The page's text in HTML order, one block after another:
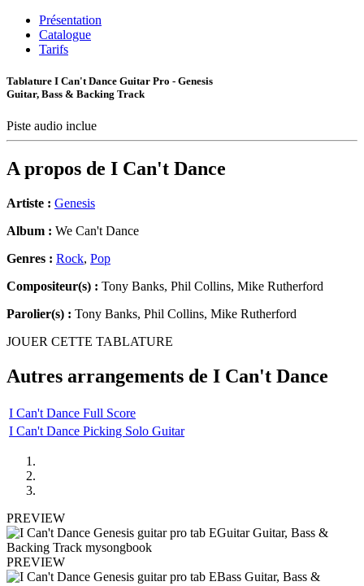
Présentation
Catalogue
Tarifs
Tablature I Can't Dance Guitar Pro - Genesis
Guitar, Bass & Backing Track
Piste audio inclue
A propos de I Can't Dance
Artiste : Genesis
Album : We Can't Dance
Genres : Rock, Pop
Compositeur(s) : Tony Banks, Phil Collins, Mike Rutherford
Parolier(s) : Tony Banks, Phil Collins, Mike Rutherford
JOUER CETTE TABLATURE
Autres arrangements de I Can't Dance
I Can't Dance Full Score
I Can't Dance Picking Solo Guitar
PREVIEW
PREVIEW